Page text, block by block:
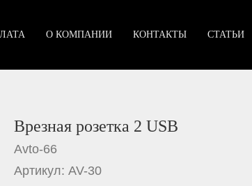
О КОМПАНИИ КОНТАКТЫ СТАТЬИ
Врезная розетка 2 USB
Avto-66
Артикул: AV-30